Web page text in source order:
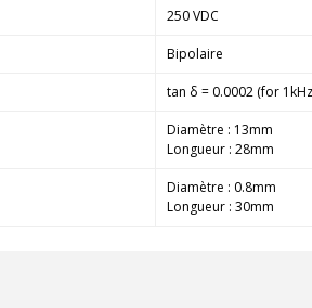
250 VDC
Bipolaire
tan δ = 0.0002 (for
Diamètre : 13mm
Longueur : 28mm
Diamètre : 0.8mm
Longueur : 30mm